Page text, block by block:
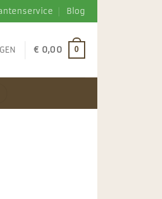
Blog
€ 0,00 0